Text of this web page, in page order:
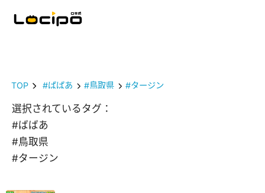
TOP #ばばあ #鳥取県 #タージン
選択されているタグ：
#ばばあ
#鳥取県
#タージン